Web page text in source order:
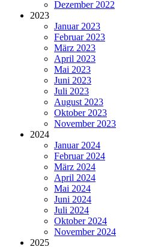
Dezember 2022
2023
Januar 2023
Februar 2023
März 2023
April 2023
Mai 2023
Juni 2023
Juli 2023
August 2023
Oktober 2023
November 2023
2024
Januar 2024
Februar 2024
März 2024
April 2024
Mai 2024
Juni 2024
Juli 2024
Oktober 2024
November 2024
2025